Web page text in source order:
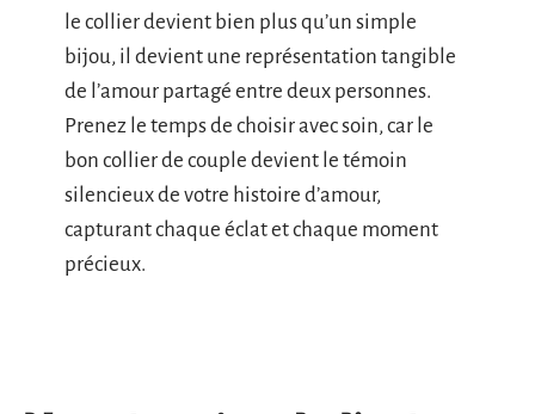
le collier devient bien plus qu’un simple
bijou, il devient une représentation tangible
de l’amour partagé entre deux personnes.
Prenez le temps de choisir avec soin, car le
bon collier de couple devient le témoin
silencieux de votre histoire d’amour,
capturant chaque éclat et chaque moment
précieux.